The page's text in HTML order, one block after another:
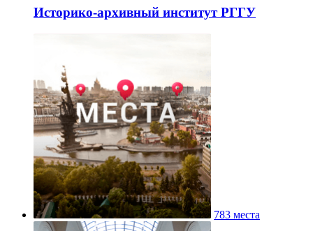
Историко-архивный институт РГГУ
783 места